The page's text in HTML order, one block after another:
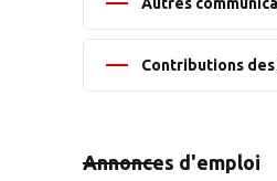
Contributions
Annonces d'emploi